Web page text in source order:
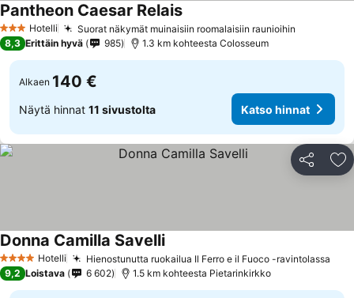
3 Tähtiluokitus
Hotelli Suorat näkymät muinaisiin roomalaisiin raunioihin
Pantheon Caesar RelaisKatso hinnat
8,3 Erittäin hyvä 985 1.3 km kohteesta Colosseum
Alkaen 140 €
Näytä hinnat 11 sivustolta Katso hinnat
Jaa
4 Tähtiluokitus
Hotelli Hienostunutta ruokailua Il Ferro e il Fuoco -ravintolassa
Donna Camilla SavelliKatso hinnat
9,2 Loistava 6 602 1.5 km kohteesta Pietarinkirkko